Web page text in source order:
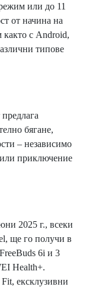
или до 11
от начина на
както с Android,
типове
бягане,
– независимо
или приключение
2025 г., всеки
ще го получи в
6i и 3
Health+.
ексклузивни